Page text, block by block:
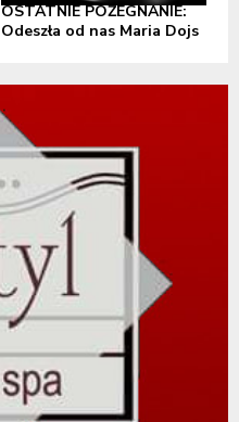
OSTATNIE POŻEGNANIE:
Odeszła od nas Maria Dojs